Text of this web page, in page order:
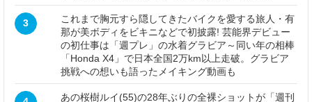
3
これまで胸元すら隠してきたバイクを愛する旅人・有
那が美ボディをビキニなどで初披露! 芸能界デビュー
の初仕事は「週プレ」の水着グラビア～同い年の相棒
「Honda X4」で日本全国2万km以上走破。グラビア
挑戦への想いも語ったメイキング動画も
あの桜樹ルイ(55)の28年ぶりの全裸ショットが「週刊